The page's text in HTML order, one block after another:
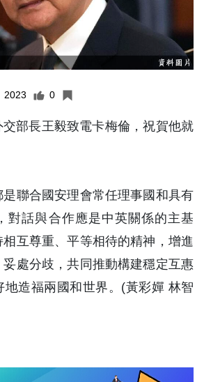
2023 0
部長王毅致電卡梅倫，祝賀他就
聯合國安理會常任理事國和具有
對話與合作應是中英關係的主基
互尊重、平等相待的精神，增進
處分歧，共同推動構建穩定互惠
地造福兩國和世界。(黃彩嬋 林智